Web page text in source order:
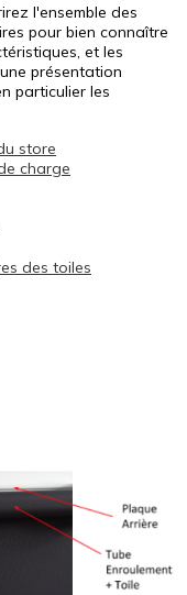
l'ensemble des
pour bien connaître
et les
présentation
particulier les
store
charge
des toiles